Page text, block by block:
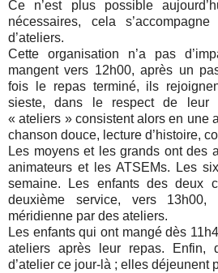
Ce n’est plus possible
nécessaires, cela
d’ateliers.
Cette organisation n’a pas
mangent vers 12h00, après un
fois le repas terminé, ils
sieste, dans le respect de leur
« ateliers » consistent alors en une
chanson douce, lecture d’histoire,
Les moyens et les grands ont des
animateurs et les ATSEMs. Les
semaine. Les enfants des deux
deuxième service, vers 13h00,
méridienne par des ateliers.
Les enfants qui ont mangé dès
ateliers après leur repas. Enfin,
d’atelier ce jour-là ; elles déjeunent